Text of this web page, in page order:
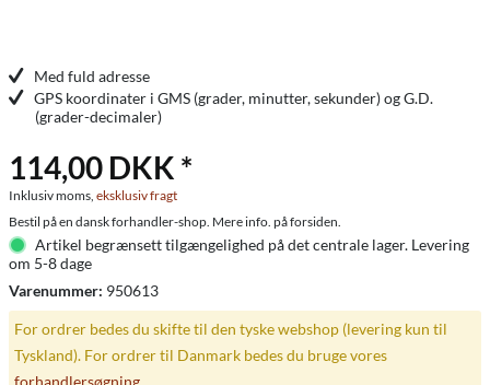
Med fuld adresse
GPS koordinater i GMS (grader, minutter, sekunder) og G.D.
(grader-decimaler)
114,00 DKK *
Inklusiv moms, eksklusiv fragt
Bestil på en dansk forhandler-shop. Mere info. på forsiden.
Artikel begrænsett tilgængelighed på det centrale lager. Levering
om 5-8 dage
Varenummer: 950613
For ordrer bedes du skifte til den tyske webshop (levering kun til
Tyskland). For ordrer til Danmark bedes du bruge vores
forhandlersøgning.